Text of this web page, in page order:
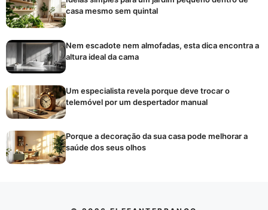
casa mesmo sem quintal
Nem escadote nem almofadas, esta dica encontra a
altura ideal da cama
Um especialista revela porque deve trocar o
telemóvel por um despertador manual
Porque a decoração da sua casa pode melhorar a
saúde dos seus olhos